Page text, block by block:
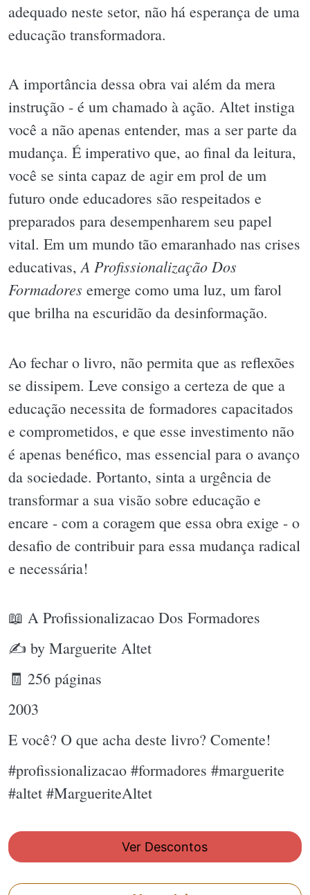
adequado neste setor, não há esperança de uma
educação transformadora.
A importância dessa obra vai além da mera
instrução - é um chamado à ação. Altet instiga
você a não apenas entender, mas a ser parte da
mudança. É imperativo que, ao final da leitura,
você se sinta capaz de agir em prol de um
futuro onde educadores são respeitados e
preparados para desempenharem seu papel
vital. Em um mundo tão emaranhado nas crises
educativas,A Profissionalização Dos
Formadores emerge como uma luz, um farol
que brilha na escuridão da desinformação.
Ao fechar o livro, não permita que as reflexões
se dissipem. Leve consigo a certeza de que a
educação necessita de formadores capacitados
e comprometidos, e que esse investimento não
é apenas benéfico, mas essencial para o avanço
da sociedade. Portanto, sinta a urgência de
transformar a sua visão sobre educação e
encare - com a coragem que essa obra exige - o
desafio de contribuir para essa mudança radical
e necessária!
📖 A Profissionalizacao Dos Formadores
✍ by Marguerite Altet
🧾 256 páginas
2003
E você? O que acha deste livro? Comente!
#profissionalizacao #formadores #marguerite
#altet #MargueriteAltet
Ver Descontos